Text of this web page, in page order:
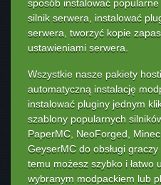
sposób instalować
silnik serwera, instalować
serwera, tworzyć kopie
ustawieniami serwera.
Wszystkie nasze pakiety
automatyczną instalację
instalować pluginy jednym
szablony popularnych
PaperMC, NeoForged,
GeyserMC do obsługi
temu możesz szybko i łatwo
wybranym modpackiem lub